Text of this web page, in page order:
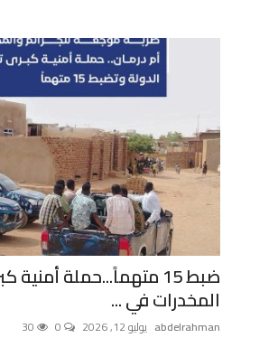
ضبط 15 متهماً...حملة
المخدرات في ...
abdelrahman يوليو 12, 2026